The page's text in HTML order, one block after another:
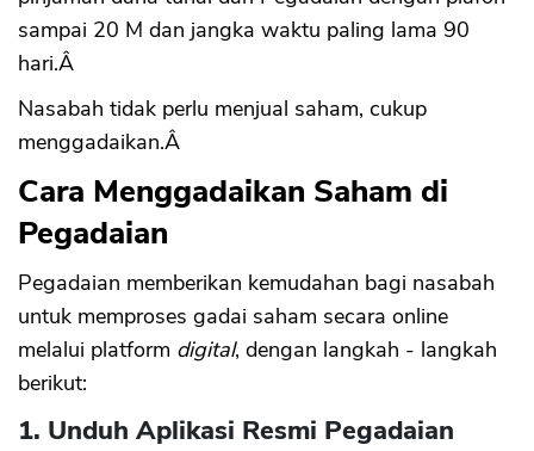
sampai 20 M dan jangka waktu paling lama 90
hari.Â
Nasabah tidak perlu menjual saham, cukup
menggadaikan.Â
Cara Menggadaikan Saham di
Pegadaian
Pegadaian memberikan kemudahan bagi nasabah
untuk memproses gadai saham secara online
melalui platform digital, dengan langkah - langkah
berikut:
1. Unduh Aplikasi Resmi Pegadaian